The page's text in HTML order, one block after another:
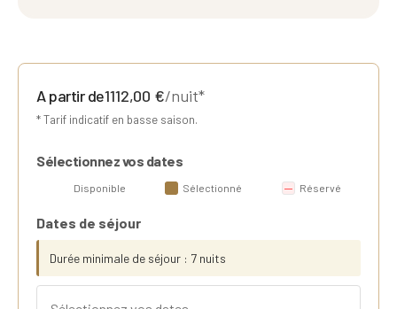
A partir de1112,00 €/nuit*
* Tarif indicatif en basse saison.
Sélectionnez vos dates
Disponible Sélectionné Réservé
Dates de séjour
Durée minimale de séjour : 7 nuits